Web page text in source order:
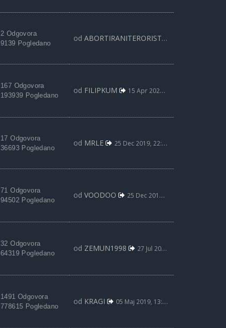
2 Odgovora
9139 Pogledano
od ABORTIRANITERORISTA
167 Odgovora
193939 Pogledano
od FILIPKUM 15 Apr 2020, 20:45
17 Odgovora
36693 Pogledano
od MRLE 25 Dec 2019, 22:46
71 Odgovora
94502 Pogledano
od VOODOO 25 Dec 2019, 22:19
32 Odgovora
64319 Pogledano
od ZEMUN1998 27 Jul 2019, 13:34
1491 Odgovora
778615 Pogledano
od KRAGI 05 Maj 2019, 13:54